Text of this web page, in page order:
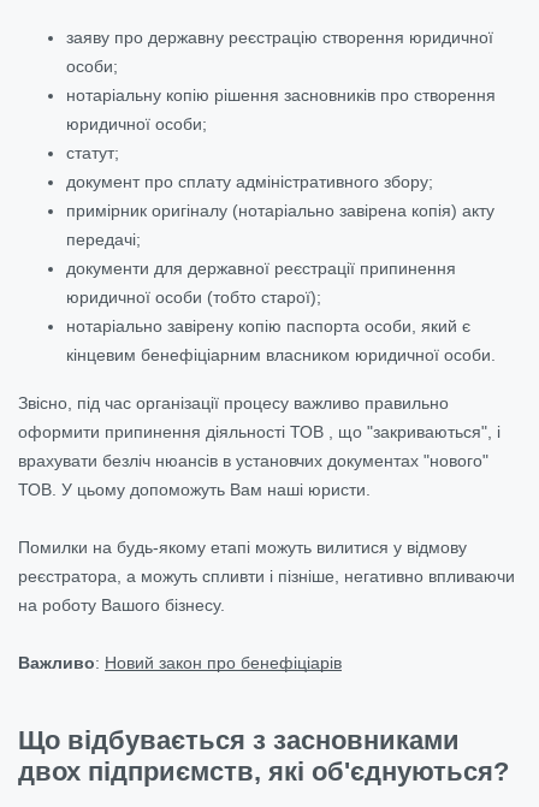
заяву про державну реєстрацію створення юридичної
особи;
нотаріальну копію рішення засновників про створення
юридичної особи;
статут;
документ про сплату адміністративного збору;
примірник оригіналу (нотаріально завірена копія) акту
передачі;
документи для державної реєстрації припинення
юридичної особи (тобто старої);
нотаріально завірену копію паспорта особи, який є
кінцевим бенефіціарним власником юридичної особи.
Звісно, під час організації процесу важливо правильно
оформити припинення діяльності ТОВ , що "закриваються", і
врахувати безліч нюансів в установчих документах "нового"
ТОВ. У цьому допоможуть Вам наші юристи.
Помилки на будь-якому етапі можуть вилитися у відмову
реєстратора, а можуть спливти і пізніше, негативно впливаючи
на роботу Вашого бізнесу.
Важливо: Новий закон про бенефіціарів
Що відбувається з засновниками
двох підприємств, які об'єднуються?